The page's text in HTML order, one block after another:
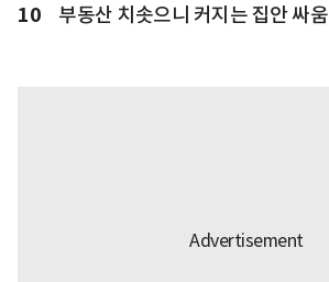
10 부동산 치솟으니 커지는 집안 싸움